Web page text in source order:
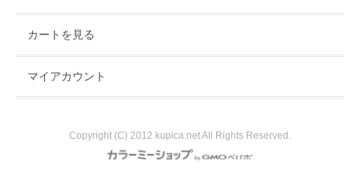
カートを見る
マイアカウント
Copyright (C) 2012 kupica.net All Rights Reserved.